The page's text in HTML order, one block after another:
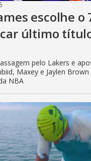
escolhe o
último
pelo Lakers e
Maxey e Jaylen
NBA